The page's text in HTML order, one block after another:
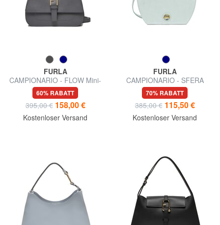
FURLA
CAMPIONARIO - FLOW Mini-
Handtasche mit
Schulterriemen
60% RABATT
395,00 € 158,00 €
Kostenloser Versand
FURLA
CAMPIONARIO - SFERA
Mikro-Schultertasche
70% RABATT
385,00 € 115,50 €
Kostenloser Versand